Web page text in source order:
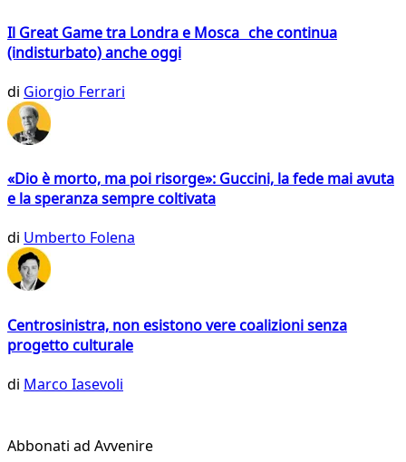
Il Great Game tra Londra e Mosca che continua
(indisturbato) anche oggi
di Giorgio Ferrari
«Dio è morto, ma poi risorge»: Guccini, la fede mai avuta
e la speranza sempre coltivata
di Umberto Folena
Centrosinistra, non esistono vere coalizioni senza
progetto culturale
di Marco Iasevoli
Abbonati ad Avvenire